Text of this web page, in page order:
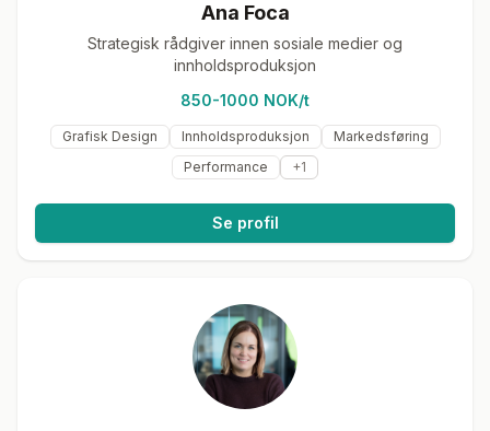
Ana Foca
Strategisk rådgiver innen sosiale medier og
innholdsproduksjon
850-1000 NOK/t
Grafisk Design Innholdsproduksjon
Markedsføring
Performance
+1
Se profil